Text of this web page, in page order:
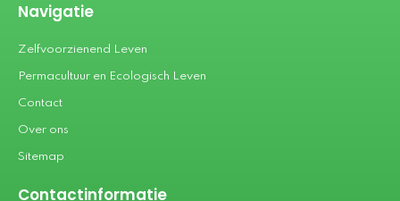
Navigatie
Zelfvoorzienend Leven
Permacultuur en Ecologisch Leven
Contact
Over ons
Sitemap
Contactinformatie